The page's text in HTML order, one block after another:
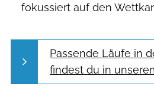
fokussiert auf den
Passende Läufe in
findest du in